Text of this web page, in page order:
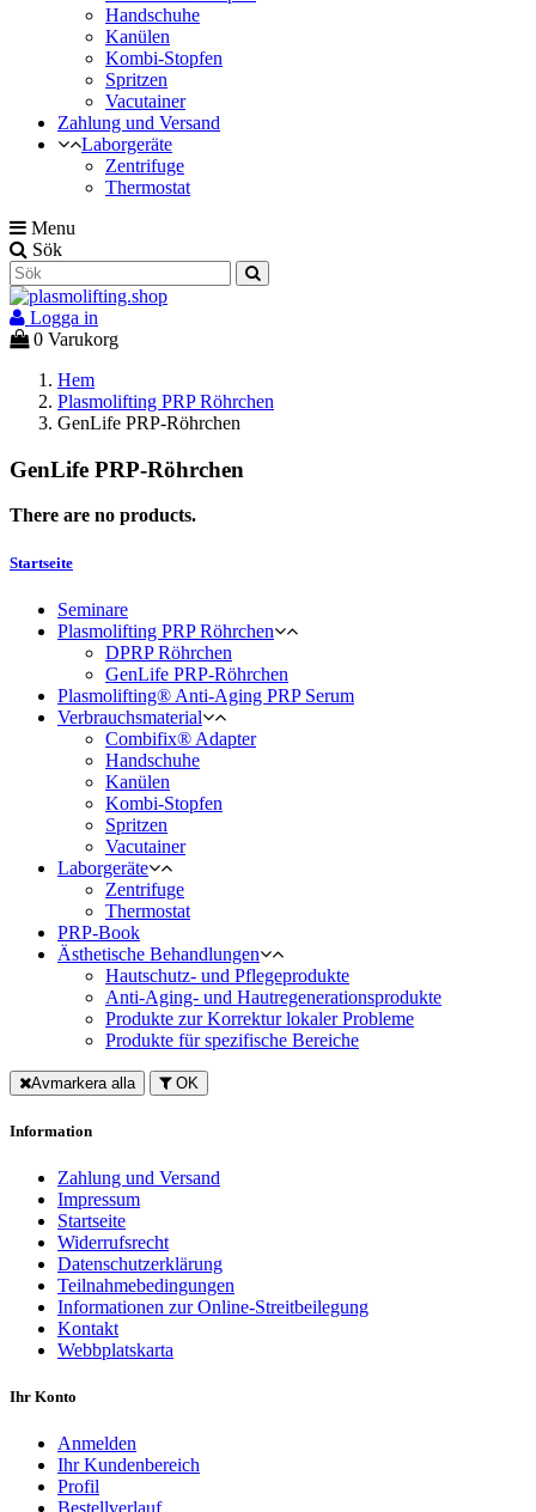
Handschuhe
Kanülen
Kombi-Stopfen
Spritzen
Vacutainer
Zahlung und Versand
Laborgeräte
Zentrifuge
Thermostat
Menu
Sök
Logga in
0 Varukorg
Hem
Plasmolifting PRP Röhrchen
GenLife PRP-Röhrchen
GenLife PRP-Röhrchen
There are no products.
Startseite
Seminare
Plasmolifting PRP Röhrchen
DPRP Röhrchen
GenLife PRP-Röhrchen
Plasmolifting® Anti-Aging PRP Serum
Verbrauchsmaterial
Combifix® Adapter
Handschuhe
Kanülen
Kombi-Stopfen
Spritzen
Vacutainer
Laborgeräte
Zentrifuge
Thermostat
PRP-Book
Ästhetische Behandlungen
Hautschutz- und Pflegeprodukte
Anti-Aging- und Hautregenerationsprodukte
Produkte zur Korrektur lokaler Probleme
Produkte für spezifische Bereiche
Avmarkera alla OK
Information
Zahlung und Versand
Impressum
Startseite
Widerrufsrecht
Datenschutzerklärung
Teilnahmebedingungen
Informationen zur Online-Streitbeilegung
Kontakt
Webbplatskarta
Ihr Konto
Anmelden
Ihr Kundenbereich
Profil